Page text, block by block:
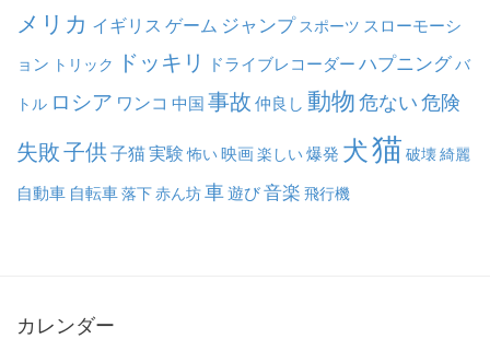
メリカ イギリス ゲーム ジャンプ スポーツ スローモーシ
ョン トリック ドッキリ ドライブレコーダー ハプニング バ
トル ロシア ワンコ 中国 事故 仲良し 動物 危ない 危険
失敗子供子猫実験 怖い映画楽しい爆発 犬猫 破壊綺麗
自動車 自転車落下赤ん坊車遊び音楽 飛行機
カレンダー